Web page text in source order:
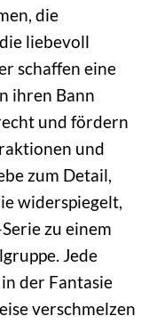
die
liebevoll
schaffen eine
ihren Bann
und fördern
und
zum Detail,
widerspiegelt,
zu einem
Jede
der Fantasie
verschmelzen